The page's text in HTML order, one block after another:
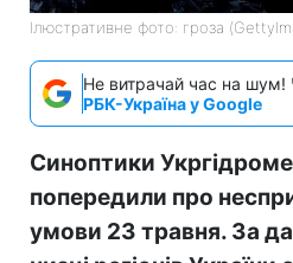
Ілюстративне фото: гроза
Не витрачай час на шум!
РБК-Україна у Google
Синоптики
попередили про
умови 23 травня. За